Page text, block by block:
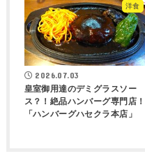
洋食
2026.07.03
皇室御用達のデミグラスソー
ス？！絶品ハンバーグ専門店！
「ハンバーグハセクラ本店」